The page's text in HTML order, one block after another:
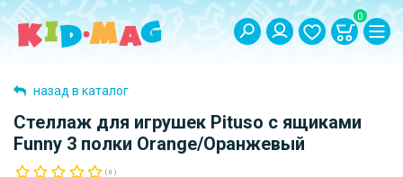
0
назад в каталог
Стеллаж для игрушек Pituso с ящиками
Funny 3 полки Orange/Оранжевый
( 0 )